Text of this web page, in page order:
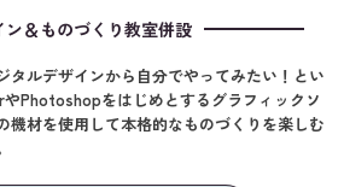
ン＆ものづくり教室併設
タルデザインから自分でやってみたい！とい
Photoshopをはじめとするグラフィックソ
機材を使用して本格的なものづくりを楽しむ